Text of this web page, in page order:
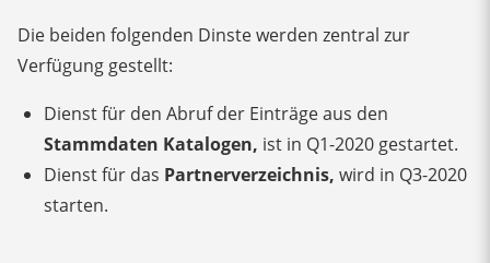
Die beiden folgenden Dinste werden zentral zur
Verfügung gestellt:
Dienst für den Abruf der Einträge aus den
Stammdaten Katalogen, ist in Q1-2020 gestartet.
Dienst für das Partnerverzeichnis, wird in Q3-2020
starten.